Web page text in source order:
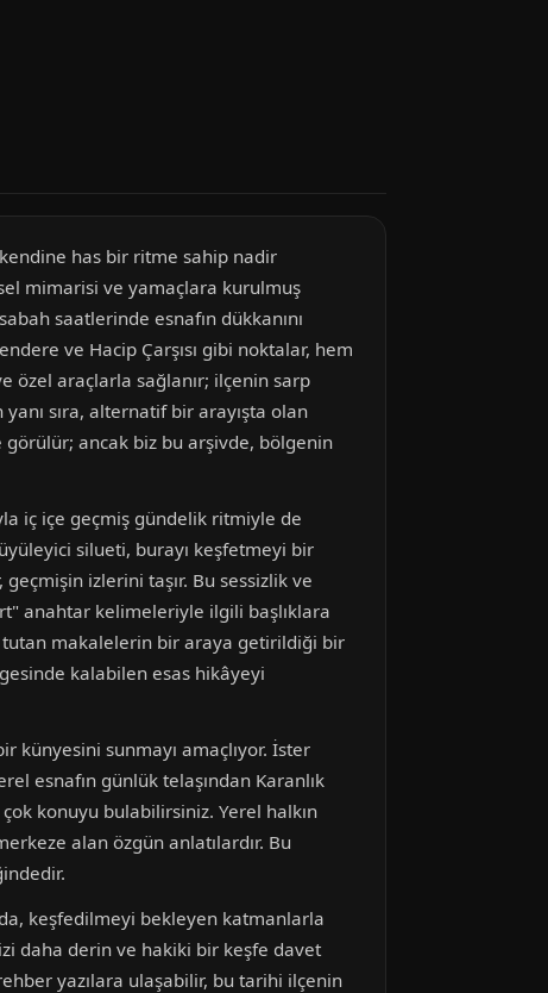
has bir ritme sahip nadir
mimarisi ve yamaçlara kurulmuş
saatlerinde esnafın dükkanını
ve Hacip Çarşısı gibi noktalar, hem
özel araçlarla sağlanır; ilçenin sarp
sıra, alternatif bir arayışta olan
ancak biz bu arşivde, bölgenin
iç içe geçmiş gündelik ritmiyle de
silueti, burayı keşfetmeyi bir
izlerini taşır. Bu sessizlik ve
anahtar kelimeleriyle ilgili başlıklara
tutan makalelerin bir araya getirildiği bir
kalabilen esas hikâyeyi
künyesini sunmayı amaçlıyor. İster
esnafın günlük telaşından Karanlık
konuyu bulabilirsiniz. Yerel halkın
alan özgün anlatılardır. Bu
keşfedilmeyi bekleyen katmanlarla
daha derin ve hakiki bir keşfe davet
yazılara ulaşabilir, bu tarihi ilçenin